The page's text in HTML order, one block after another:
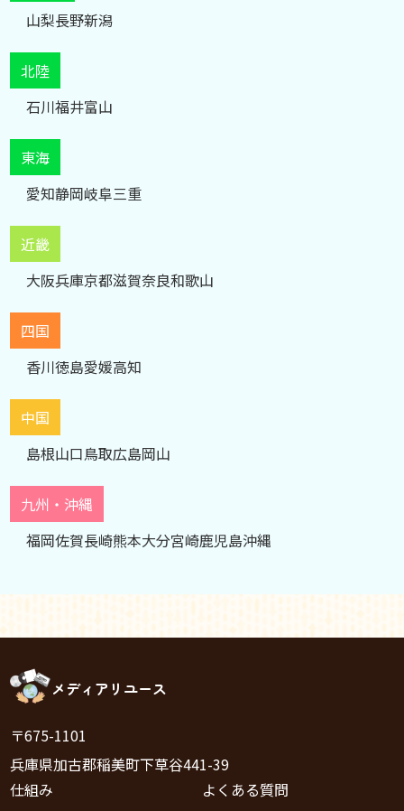
山梨長野新潟
北陸
石川福井富山
東海
愛知静岡岐阜三重
近畿
大阪兵庫京都滋賀奈良和歌山
四国
香川徳島愛媛高知
中国
島根山口鳥取広島岡山
九州・沖縄
福岡佐賀長崎熊本大分宮崎鹿児島沖縄
メディアリユース
〒675-1101
兵庫県加古郡稲美町下草谷441-39
仕組み
よくある質問